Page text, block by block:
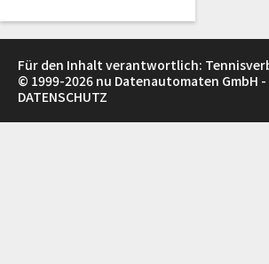
Für den Inhalt verantwortlich:
© 1999-2026 nu Datenautomaten
DATENSCHUTZ